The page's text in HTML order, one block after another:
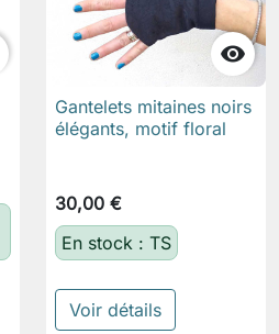

Gantelets mitaines noirs
élégants, motif floral
30,00 €
En stock : TS
Voir détails